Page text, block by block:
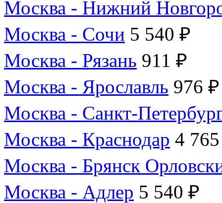
Москва - Нижний
Москва - Сочи 5 540 ₽
Москва - Рязань 911 ₽
Москва - Ярославль 976 ₽
Москва - Санкт-
Москва - Краснодар 4
Москва - Брянск
Москва - Адлер 5 540 ₽